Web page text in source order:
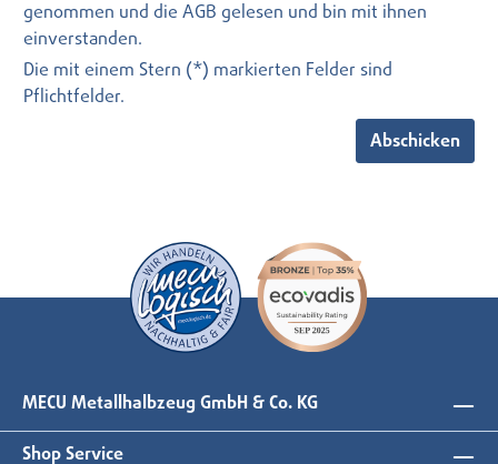
genommen und die AGB gelesen und bin mit ihnen
einverstanden.
Die mit einem Stern (*) markierten Felder sind
Pflichtfelder.
Abschicken
MECU Metallhalbzeug GmbH & Co. KG
Shop Service